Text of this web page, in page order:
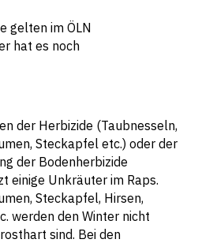
gelten im ÖLN
hat es noch
der Herbizide (Taubnesseln,
Steckapfel etc.) oder der
der Bodenherbizide
einige Unkräuter im Raps.
Steckapfel, Hirsen,
werden den Winter nicht
sind. Bei den